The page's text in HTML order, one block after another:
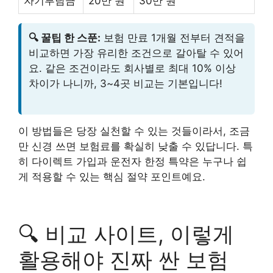
🔍 꿀팁 한 스푼: 보험 만료 1개월 전부터 견적을
비교하면 가장 유리한 조건으로 갈아탈 수 있어
요. 같은 조건이라도 회사별로 최대 10% 이상
차이가 나니까, 3~4곳 비교는 기본입니다!
이 방법들은 당장 실천할 수 있는 것들이라서, 조금
만 신경 쓰면 보험료를 확실히 낮출 수 있답니다. 특
히 다이렉트 가입과 운전자 한정 특약은 누구나 쉽
게 적용할 수 있는 핵심 절약 포인트예요.
🔍 비교 사이트, 이렇게
활용해야 진짜 싼 보험